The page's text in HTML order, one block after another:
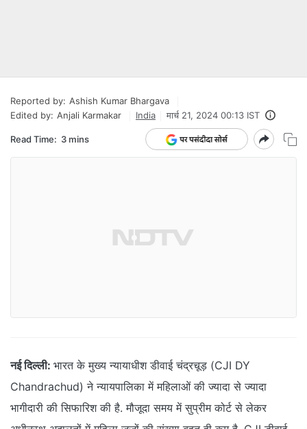
Reported by: Ashish Kumar Bhargava
Edited by: Anjali Karmakar India मार्च 21, 2024 00:13 IST
Read Time: 3 mins
नई दिल्ली: भारत के मुख्य न्यायाधीश डीवाई चंद्रचूड़ (CJI DY
Chandrachud) ने न्यायपालिका में महिलाओं की ज्यादा से ज्यादा
भागीदारी की सिफारिश की है. मौजूदा समय में सुप्रीम कोर्ट से लेकर